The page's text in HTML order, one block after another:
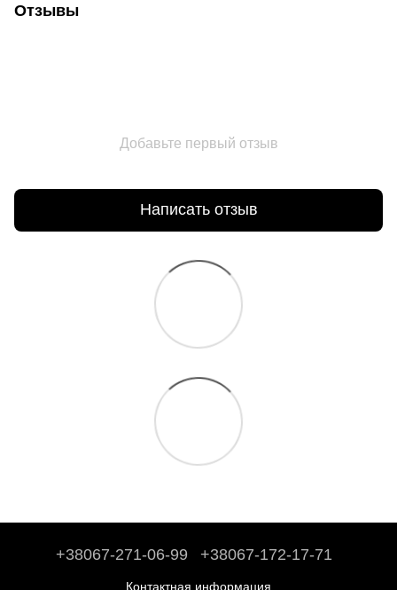
Отзывы
Добавьте первый отзыв
Написать отзыв
+38067-271-06-99 +38067-172-17-71
Контактная информация